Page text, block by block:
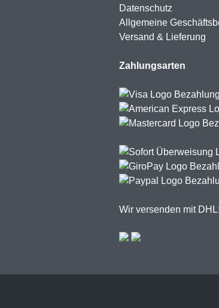
Datenschutz
Allgemeine
Versand & Lieferung
Zahlungsarten
Wir versenden mit DHL: